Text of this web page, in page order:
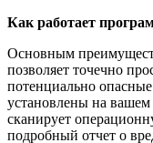
Как работает
Основным
позволяет точечно
потенциально
установлены на
сканирует
подробный отчет о